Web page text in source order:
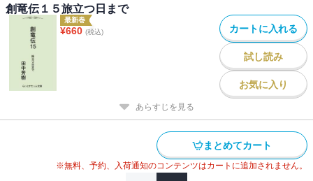
創竜伝１５旅立つ日まで
最新巻
¥660 (税込) カートに入れる
試し読み
お気に入り
あらすじを見る
まとめてカート
※無料、予約、入荷通知のコンテンツはカートに追加されません。